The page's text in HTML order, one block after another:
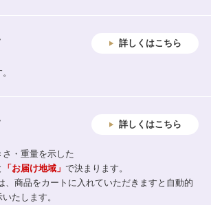
詳しくはこちら
詳しくはこちら
・重量を示した
「お届け地域」 で決まります。
、商品をカートに入れていただきますと自動的
たします。